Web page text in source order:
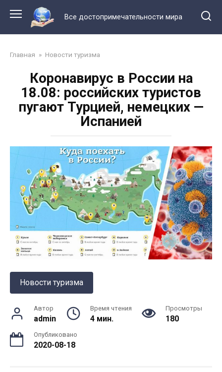
контенту
Все достопримечательности мира
Главная » Новости туризма
Коронавирус в России на
18.08: российских туристов
пугают Турцией, немецких —
Испанией
Новости туризма
Автор
admin
Время чтения
4 мин.
Просмотры
180
Опубликовано
2020-08-18